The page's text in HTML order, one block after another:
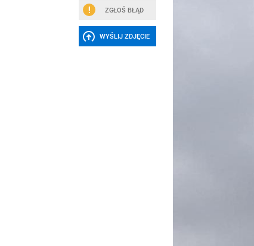
ZGŁOŚ BŁĄD
WYŚLIJ ZDJĘCIE